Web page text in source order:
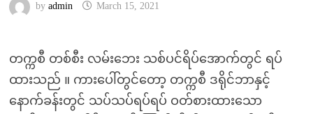
by admin March 15, 2021
တက္ကစီ တစ်စီး လမ်းဘေး သစ်ပင်ရိပ်အောက်တွင် ရပ်
ထားသည် ။ ကားပေါ်တွင်တော့ တက္ကစီ ဒရိုင်ဘာနှင့်
နောက်ခန်းတွင် သပ်သပ်ရပ်ရပ် ဝတ်စားထားသော